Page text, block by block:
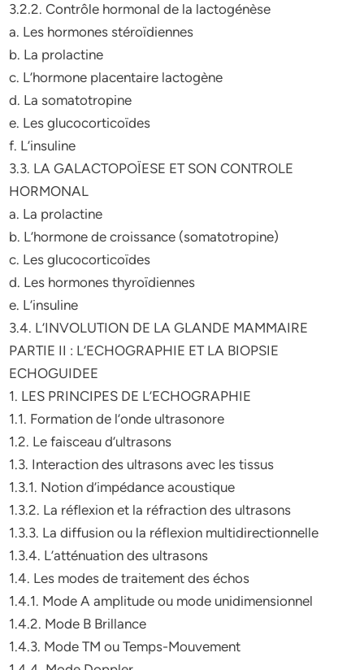
3.2.2. Contrôle hormonal de la lactogénèse
a. Les hormones stéroïdiennes
b. La prolactine
c. L’hormone placentaire lactogène
d. La somatotropine
e. Les glucocorticoïdes
f. L’insuline
3.3. LA GALACTOPOÏESE ET SON CONTROLE
HORMONAL
a. La prolactine
b. L’hormone de croissance (somatotropine)
c. Les glucocorticoïdes
d. Les hormones thyroïdiennes
e. L’insuline
3.4. L’INVOLUTION DE LA GLANDE MAMMAIRE
PARTIE II : L’ECHOGRAPHIE ET LA BIOPSIE
ECHOGUIDEE
1. LES PRINCIPES DE L’ECHOGRAPHIE
1.1. Formation de l’onde ultrasonore
1.2. Le faisceau d’ultrasons
1.3. Interaction des ultrasons avec les tissus
1.3.1. Notion d’impédance acoustique
1.3.2. La réflexion et la réfraction des ultrasons
1.3.3. La diffusion ou la réflexion multidirectionnelle
1.3.4. L’atténuation des ultrasons
1.4. Les modes de traitement des échos
1.4.1. Mode A amplitude ou mode unidimensionnel
1.4.2. Mode B Brillance
1.4.3. Mode TM ou Temps-Mouvement